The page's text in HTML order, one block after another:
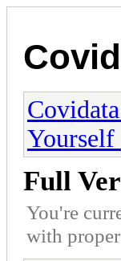
Yourself
Full
You're
with